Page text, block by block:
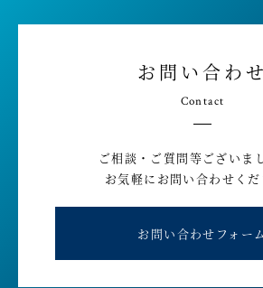
お問い合わせ
Contact
ご相談・ご質問等ございま
お気軽にお問い合わせくだ
お問い合わせフォーム